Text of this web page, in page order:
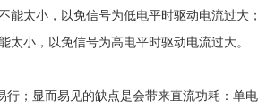
太小，以免信号为低电平时驱动电流过大；
小，以免信号为高电平时驱动电流过大。
行；显而易见的缺点是会带来直流功耗：单